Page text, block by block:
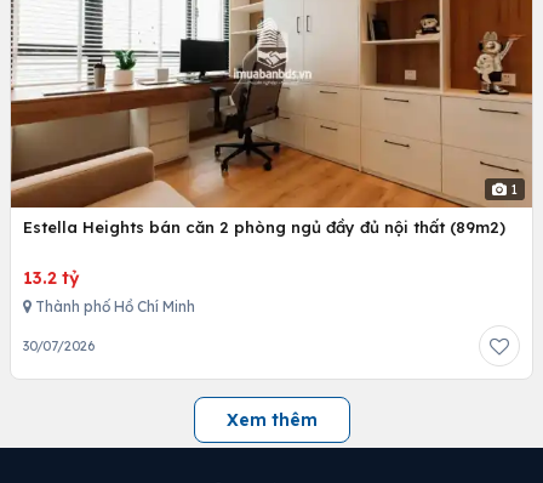
1
Estella Heights bán căn 2 phòng ngủ đầy đủ nội thất (89m2)
13.2 tỷ
Thành phố Hồ Chí Minh
30/07/2026
Xem thêm